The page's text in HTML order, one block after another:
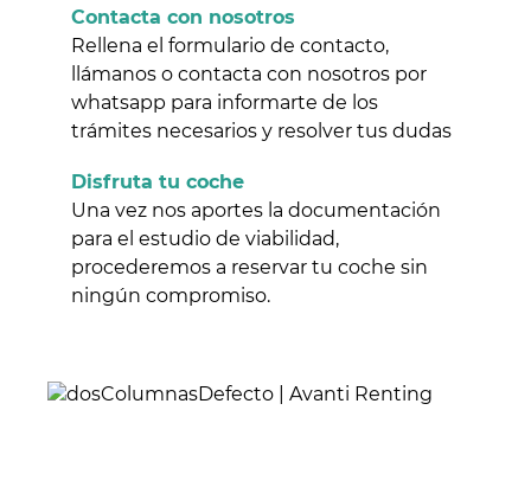
Contacta con nosotros
Rellena el formulario de contacto,
llámanos o contacta con nosotros por
whatsapp para informarte de los
trámites necesarios y resolver tus dudas
Disfruta tu coche
Una vez nos aportes la documentación
para el estudio de viabilidad,
procederemos a reservar tu coche sin
ningún compromiso.